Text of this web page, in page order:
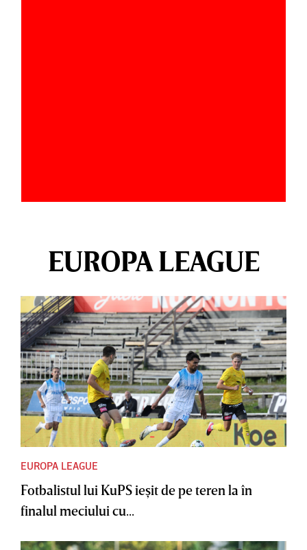
EUROPA LEAGUE
EUROPA LEAGUE
Fotbalistul lui KuPS ieşit de pe teren la în
finalul meciului cu...